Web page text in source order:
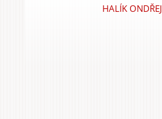
HALÍK ONDŘEJ